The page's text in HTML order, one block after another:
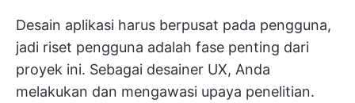
Desain aplikasi harus berpusat pada pengguna,
jadi riset pengguna adalah fase penting dari
proyek ini. Sebagai desainer UX, Anda
melakukan dan mengawasi upaya penelitian.